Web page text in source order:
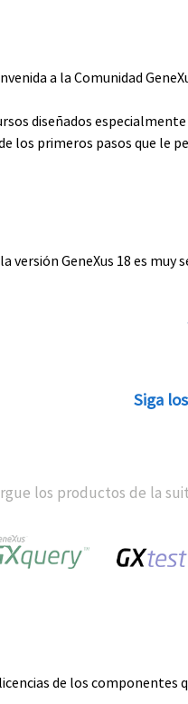
a la Comunidad
diseñados
los primeros pasos que le
versión GeneXus 18 es muy
Siga
los productos de la
de los componentes